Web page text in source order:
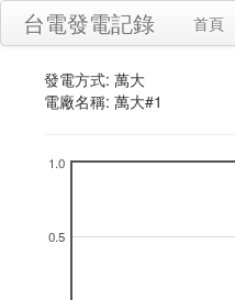
台電發電記錄 首頁
發電方式: 萬大
電廠名稱: 萬大#1
0.5
1.0